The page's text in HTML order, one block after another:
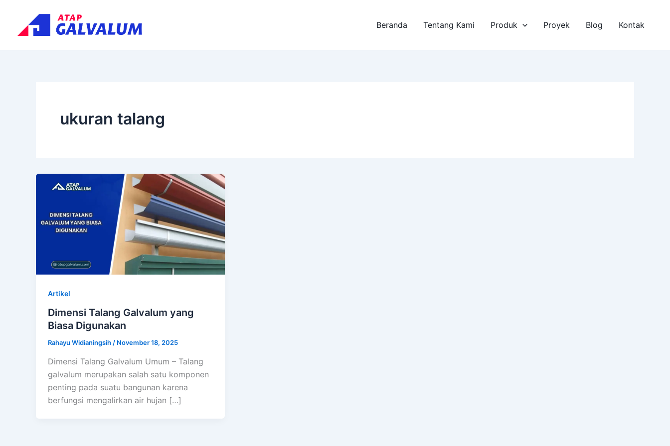
content
Beranda Tentang Kami Produk Proyek Blog Kontak
ukuran talang
Artikel
Dimensi Talang Galvalum yang
Biasa Digunakan
Rahayu Widianingsih / November 18, 2025
Dimensi Talang Galvalum Umum – Talang
galvalum merupakan salah satu komponen
penting pada suatu bangunan karena
berfungsi mengalirkan air hujan […]